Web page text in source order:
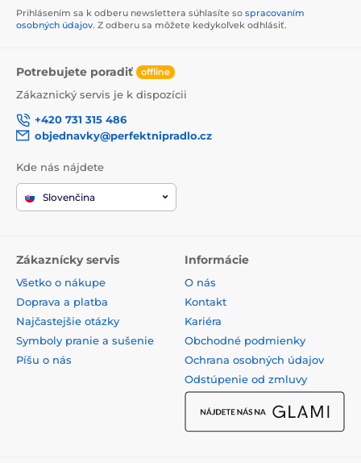
Prihlásením sa k odberu newslettera súhlasíte so spracovaním
osobných údajov. Z odberu sa môžete kedykoľvek odhlásiť.
Potrebujete poradiť offline
Zákaznický servis je k dispozícii
+420 731 315 486
objednavky@perfektnipradlo.cz
Kde nás nájdete
Slovenčina
Zákaznícky servis
Všetko o nákupe
Doprava a platba
Najčastejšie otázky
Symboly pranie a sušenie
Píšu o nás
Informácie
O nás
Kontakt
Kariéra
Obchodné podmienky
Ochrana osobných údajov
Odstúpenie od zmluvy